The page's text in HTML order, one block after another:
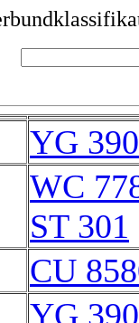
YG
WC
ST 301
CU
YG